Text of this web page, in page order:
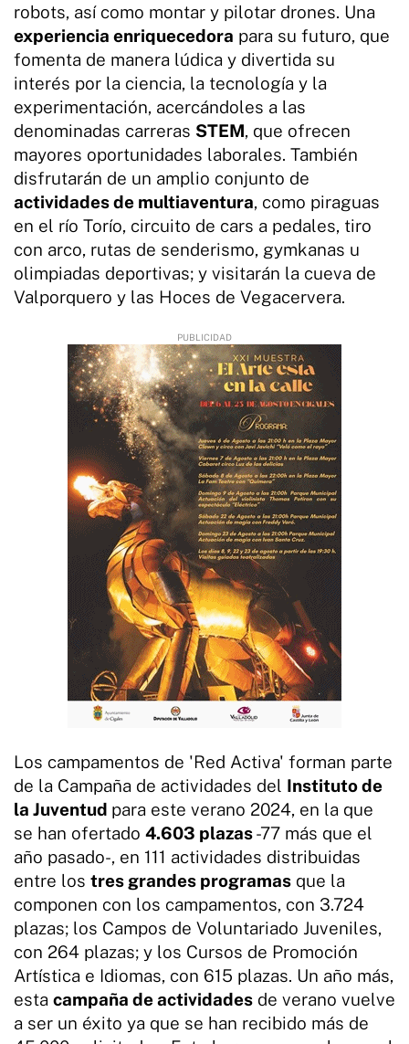
robots, así como montar y pilotar drones. Una
experiencia enriquecedora para su futuro, que
fomenta de manera lúdica y divertida su
interés por la ciencia, la tecnología y la
experimentación, acercándoles a las
denominadas carreras STEM, que ofrecen
mayores oportunidades laborales. También
disfrutarán de un amplio conjunto de
actividades de multiaventura, como piraguas
en el río Torío, circuito de cars a pedales, tiro
con arco, rutas de senderismo, gymkanas u
olimpiadas deportivas; y visitarán la cueva de
Valporquero y las Hoces de Vegacervera.
Los campamentos de 'Red Activa' forman parte
de la Campaña de actividades del Instituto de
la Juventud para este verano 2024, en la que
se han ofertado 4.603 plazas-77 más que el
año pasado-, en 111 actividades distribuidas
entre los tres grandes programas que la
componen con los campamentos, con 3.724
plazas; los Campos de Voluntariado Juveniles,
con 264 plazas; y los Cursos de Promoción
Artística e Idiomas, con 615 plazas. Un año más,
esta campaña de actividades de verano vuelve
a ser un éxito ya que se han recibido más de